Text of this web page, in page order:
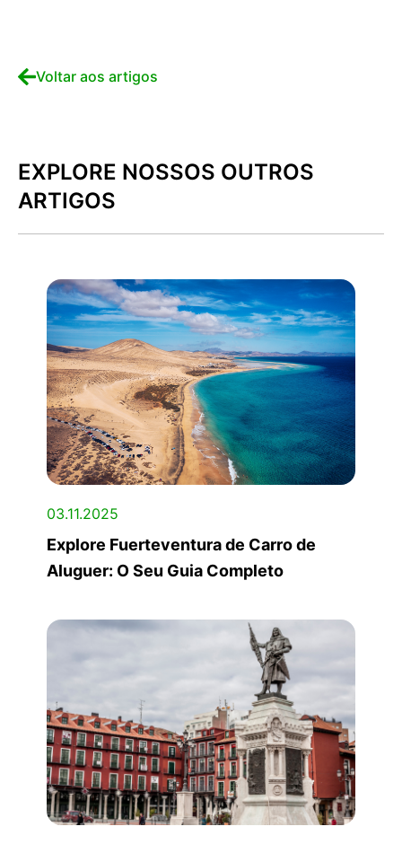
Voltar aos artigos
EXPLORE NOSSOS OUTROS
ARTIGOS
03.11.2025
Explore Fuerteventura de Carro de
Aluguer: O Seu Guia Completo